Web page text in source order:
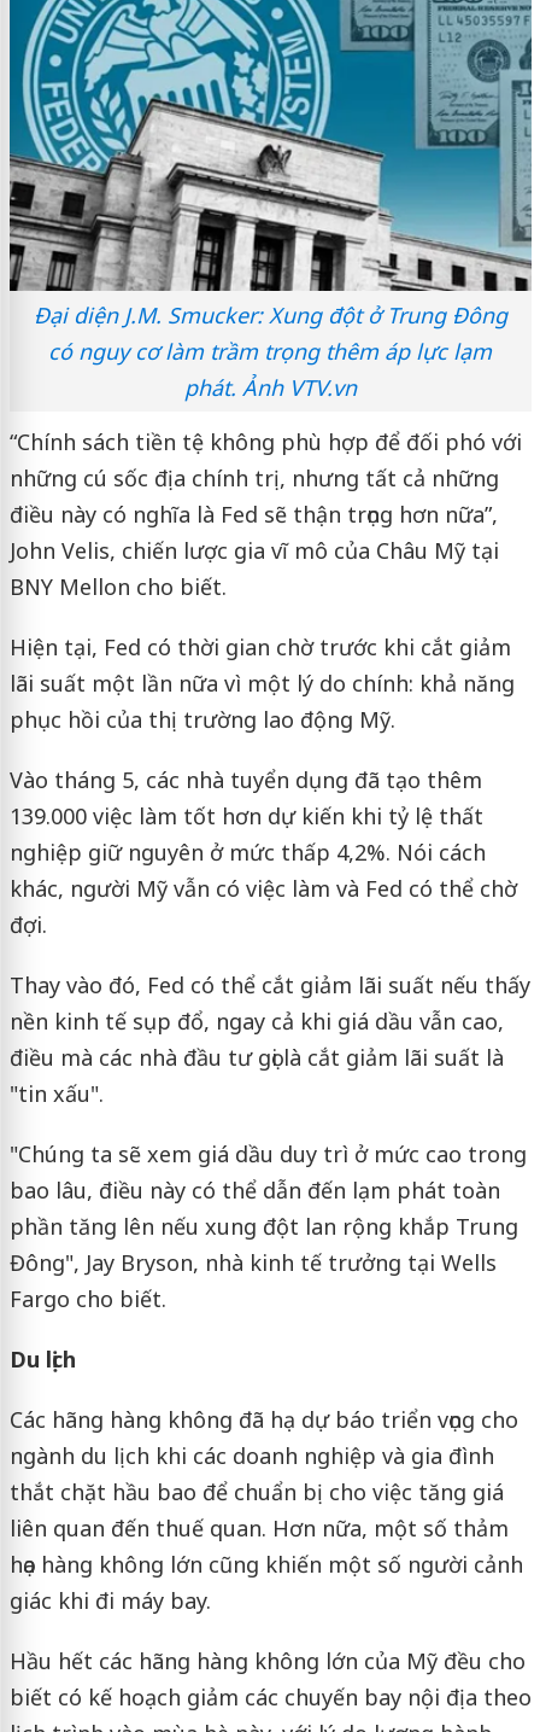
Đại diện J.M. Smucker: Xung đột ở Trung Đông
có nguy cơ làm trầm trọng thêm áp lực lạm
phát. Ảnh VTV.vn
“Chính sách tiền tệ không phù hợp để đối phó với
những cú sốc địa chính trị, nhưng tất cả những
điều này có nghĩa là Fed sẽ thận trọng hơn nữa”,
John Velis, chiến lược gia vĩ mô của Châu Mỹ tại
BNY Mellon cho biết.
Hiện tại, Fed có thời gian chờ trước khi cắt giảm
lãi suất một lần nữa vì một lý do chính: khả năng
phục hồi của thị trường lao động Mỹ.
Vào tháng 5, các nhà tuyển dụng đã tạo thêm
139.000 việc làm tốt hơn dự kiến ​​khi tỷ lệ thất
nghiệp giữ nguyên ở mức thấp 4,2%. Nói cách
khác, người Mỹ vẫn có việc làm và Fed có thể chờ
đợi.
Thay vào đó, Fed có thể cắt giảm lãi suất nếu thấy
nền kinh tế sụp đổ, ngay cả khi giá dầu vẫn cao,
điều mà các nhà đầu tư gọi là cắt giảm lãi suất là
"tin xấu".
"Chúng ta sẽ xem giá dầu duy trì ở mức cao trong
bao lâu, điều này có thể dẫn đến lạm phát toàn
phần tăng lên nếu xung đột lan rộng khắp Trung
Đông", Jay Bryson, nhà kinh tế trưởng tại Wells
Fargo cho biết.
Du lịch
Các hãng hàng không đã hạ dự báo triển vọng cho
ngành du lịch khi các doanh nghiệp và gia đình
thắt chặt hầu bao để chuẩn bị cho việc tăng giá
liên quan đến thuế quan. Hơn nữa, một số thảm
họa hàng không lớn cũng khiến một số người cảnh
giác khi đi máy bay.
Hầu hết các hãng hàng không lớn của Mỹ đều cho
biết có kế hoạch giảm các chuyến bay nội địa theo